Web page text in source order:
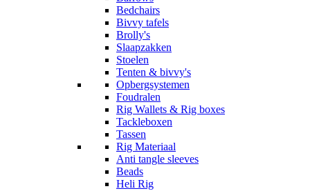
Bedchairs
Bivvy tafels
Brolly's
Slaapzakken
Stoelen
Tenten & bivvy's
Opbergsystemen
Foudralen
Rig Wallets & Rig boxes
Tackleboxen
Tassen
Rig Materiaal
Anti tangle sleeves
Beads
Heli Rig